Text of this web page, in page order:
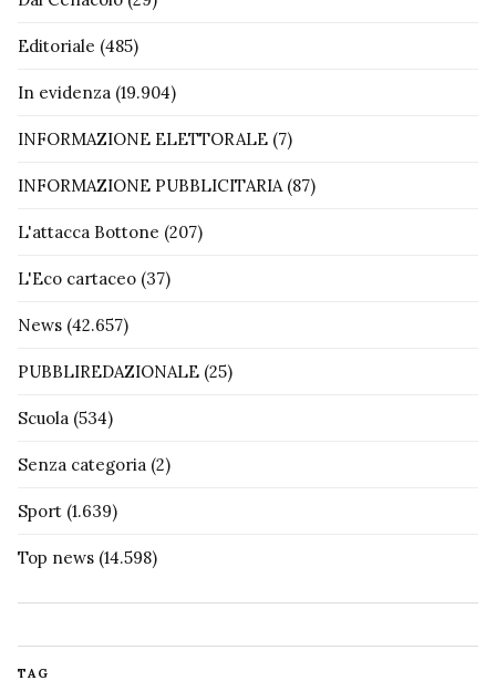
Editoriale (485)
In evidenza (19.904)
INFORMAZIONE ELETTORALE (7)
INFORMAZIONE PUBBLICITARIA(87)
L'attacca Bottone (207)
L'Eco cartaceo (37)
News (42.657)
PUBBLIREDAZIONALE (25)
Scuola (534)
Senza categoria (2)
Sport (1.639)
Top news (14.598)
TAG